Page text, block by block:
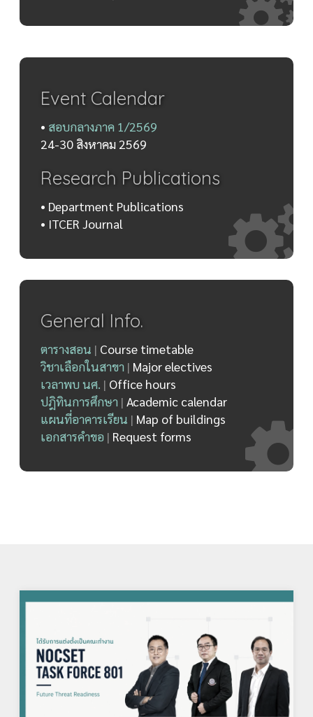
Event Calendar
• สอบกลางภาค 1/2569
24-30 สิงหาคม 2569
Research Publications
• Department Publications
• ITCER Journal
General Info.
ตารางสอน | Course timetable
วิชาเลือกในสาขา | Major electives
เวลาพบ นศ. | Office hours
ปฎิทินการศึกษา | Academic calendar
แผนที่อาคารเรียน | Map of buildings
เอกสารคำขอ | Request forms